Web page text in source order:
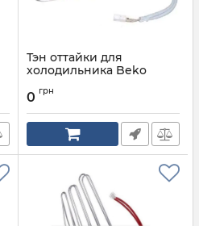
Тэн оттайки для
холодильника Beko
Артикул:
0 грн